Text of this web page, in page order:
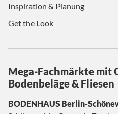
Inspiration & Planung
Get the Look
Mega-Fachmärkte mit
Bodenbeläge & Fliesen
BODENHAUS Berlin-